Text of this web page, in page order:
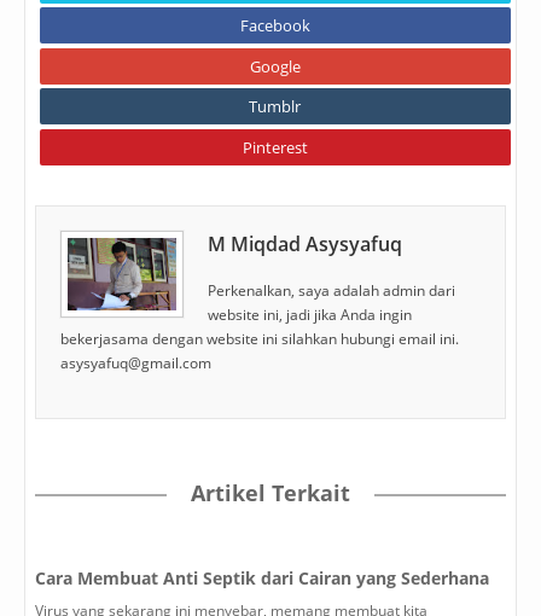
Facebook
Google
Tumblr
Pinterest
M Miqdad Asysyafuq
Perkenalkan, saya adalah admin dari
website ini, jadi jika Anda ingin
bekerjasama dengan website ini silahkan hubungi email ini.
asysyafuq@gmail.com
Artikel Terkait
Cara Membuat Anti Septik dari Cairan yang Sederhana
Virus yang sekarang ini menyebar, memang membuat kita